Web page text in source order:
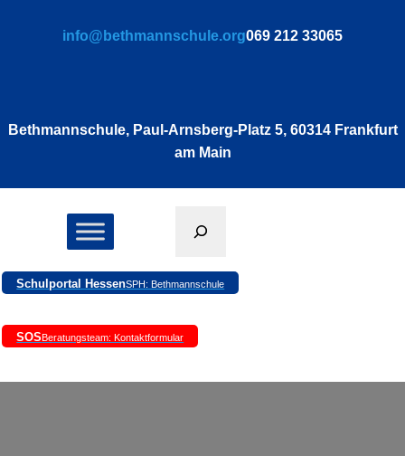
info@bethmannschule.org069 212 33065
Bethmannschule, Paul-Arnsberg-Platz 5, 60314 Frankfurt
am Main
Schulportal HessenSPH: Bethmannschule
SOSBeratungsteam: Kontaktformular